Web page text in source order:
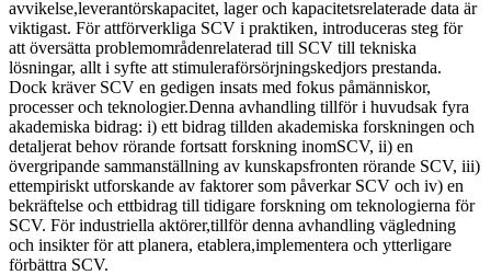
avvikelse,leverantörskapacitet, lager och kapacitetsrelaterade data är
viktigast. För attförverkliga SCV i praktiken, introduceras steg för
att översätta problemområdenrelaterad till SCV till tekniska
lösningar, allt i syfte att stimuleraförsörjningskedjors prestanda.
Dock kräver SCV en gedigen insats med fokus påmänniskor,
processer och teknologier.Denna avhandling tillför i huvudsak fyra
akademiska bidrag: i) ett bidrag tillden akademiska forskningen och
detaljerat behov rörande fortsatt forskning inomSCV, ii) en
övergripande sammanställning av kunskapsfronten rörande SCV, iii)
ettempiriskt utforskande av faktorer som påverkar SCV och iv) en
bekräftelse och ettbidrag till tidigare forskning om teknologierna för
SCV. För industriella aktörer,tillför denna avhandling vägledning
och insikter för att planera, etablera,implementera och ytterligare
förbättra SCV.